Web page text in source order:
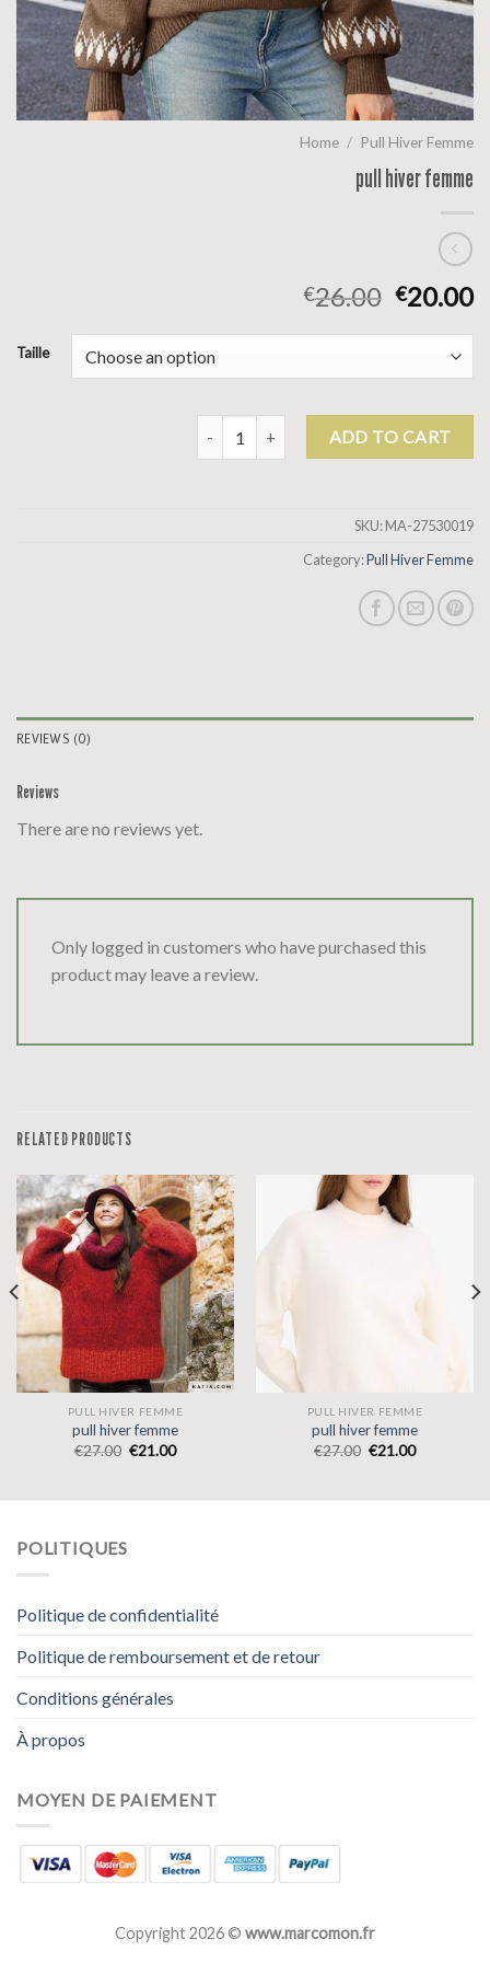
Home / Pull Hiver Femme
pull hiver femme
€26.00 €20.00
Taille
pull hiver femme quantityADD TO CART
SKU:MA-27530019
Category:Pull Hiver Femme
REVIEWS (0)
Reviews
There are no reviews yet.
Only logged in customers who have purchased this
product may leave a review.
RELATED PRODUCTS
PULL HIVER FEMME
pull hiver femme
€27.00 €21.00
PULL HIVER FEMME
pull hiver femme
€27.00 €21.00
POLITIQUES
Politique de confidentialité
Politique de remboursement et de retour
Conditions générales
À propos
MOYEN DE PAIEMENT
Copyright 2026 © www.marcomon.fr